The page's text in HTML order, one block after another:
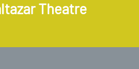
Theatre